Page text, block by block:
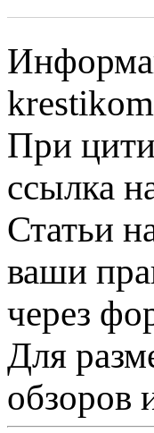
При
ссылка
Статьи
ваши
через
Для
обзоров